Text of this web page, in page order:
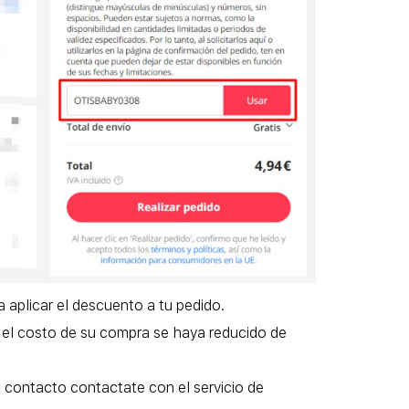
aplicar el descuento a tu pedido.
costo de su compra se haya reducido de
contacto contactate con el servicio de